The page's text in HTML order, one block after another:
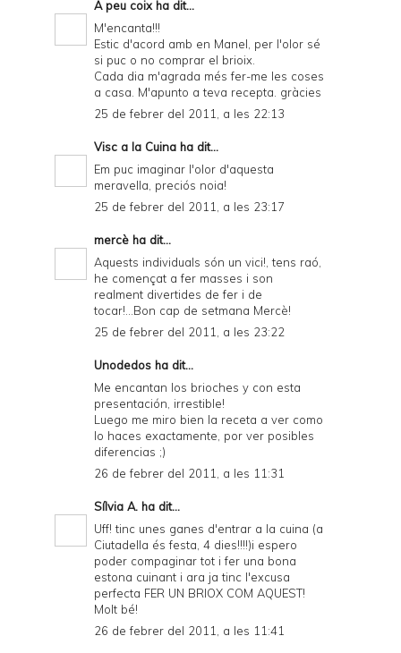
A peu coixha dit...
M'encanta!!!
Estic d'acord amb en Manel, per l'olor sé
si puc o no comprar el brioix.
Cada dia m'agrada més fer-me les coses
a casa. M'apunto a teva recepta. gràcies
25 de febrer del 2011, a les 22:13
Visc a la Cuina ha dit...
Em puc imaginar l'olor d'aquesta
meravella, preciós noia!
25 de febrer del 2011, a les 23:17
mercè ha dit...
Aquests individuals són un vici!, tens raó,
he començat a fer masses i son
realment divertides de fer i de
tocar!...Bon cap de setmana Mercè!
25 de febrer del 2011, a les 23:22
Unodedos ha dit...
Me encantan los brioches y con esta
presentación, irrestible!
Luego me miro bien la receta a ver como
lo haces exactamente, por ver posibles
diferencias ;)
26 de febrer del 2011, a les 11:31
Sílvia A. ha dit...
Uff! tinc unes ganes d'entrar a la cuina (a
Ciutadella és festa, 4 dies!!!!)i espero
poder compaginar tot i fer una bona
estona cuinant i ara ja tinc l'excusa
perfecta FER UN BRIOX COM AQUEST!
Molt bé!
26 de febrer del 2011, a les 11:41